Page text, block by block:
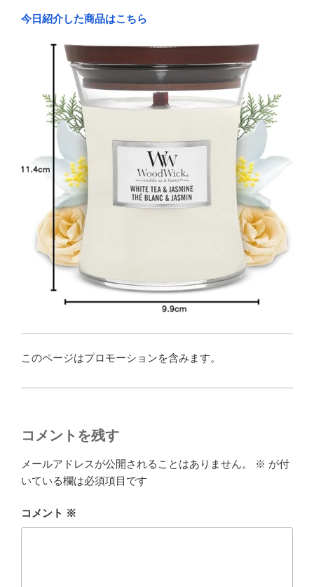
今日紹介した商品はこちら
このページはプロモーションを含みます。
コメントを残す
メールアドレスが公開されることはありません。 ※ が付
いている欄は必須項目です
コメント ※